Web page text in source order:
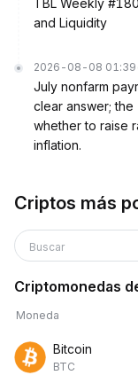
TBL Weekly
and Liquidity
2026-08-08 01:39
July nonfarm
clear answer; the
whether to raise
inflation.
Criptos más
Buscar
Criptomonedas
Moneda
Bitcoin
BTC